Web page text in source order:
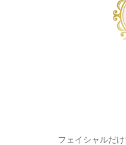
フェイシャルだ